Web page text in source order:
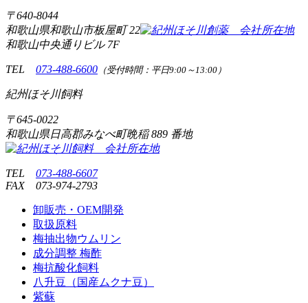
〒640-8044
和歌山県和歌山市板屋町22
和歌山中央通りビル 7F
TEL 073-488-6600 （受付時間：平日9:00～13:00）
紀州ほそ川飼料
〒645-0022
和歌山県日高郡みなべ町晩稲889 番地
TEL 073-488-6607
FAX 073-974-2793
卸販売・OEM開発
取扱原料
梅抽出物ウムリン
成分調整 梅酢
梅抗酸化飼料
八升豆（国産ムクナ豆）
紫蘇